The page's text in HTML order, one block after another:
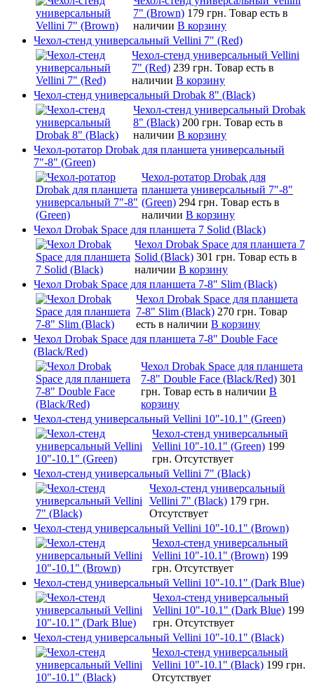
7" (Brown) 179 грн. Товар есть в
наличии В корзину
Чехол-стенд универсальный Vellini 7" (Red)
Чехол-стенд универсальный Vellini
7" (Red) 239 грн. Товар есть в
наличии В корзину
Чехол-стенд универсальный Drobak 8" (Black)
Чехол-стенд универсальный Drobak
8" (Black) 200 грн. Товар есть в
наличии В корзину
Чехол-ротатор Drobak для планшета универсальный
7"-8" (Green)
Чехол-ротатор Drobak для
планшета универсальный 7"-8"
(Green) 294 грн. Товар есть в
наличии В корзину
Чехол Drobak Space для планшета 7 Solid (Black)
Чехол Drobak Space для планшета 7
Solid (Black) 301 грн. Товар есть в
наличии В корзину
Чехол Drobak Space для планшета 7-8" Slim (Black)
Чехол Drobak Space для планшета
7-8" Slim (Black) 270 грн. Товар
есть в наличии В корзину
Чехол Drobak Space для планшета 7-8" Double Face
(Black/Red)
Чехол Drobak Space для планшета
7-8" Double Face (Black/Red) 301
грн. Товар есть в наличии В
корзину
Чехол-стенд универсальный Vellini 10"-10.1" (Green)
Чехол-стенд универсальный
Vellini 10"-10.1" (Green) 199
грн. Отсутствует
Чехол-стенд универсальный Vellini 7" (Black)
Чехол-стенд универсальный
Vellini 7" (Black) 179 грн.
Отсутствует
Чехол-стенд универсальный Vellini 10"-10.1" (Brown)
Чехол-стенд универсальный
Vellini 10"-10.1" (Brown) 199
грн. Отсутствует
Чехол-стенд универсальный Vellini 10"-10.1" (Dark Blue)
Чехол-стенд универсальный
Vellini 10"-10.1" (Dark Blue) 199
грн. Отсутствует
Чехол-стенд универсальный Vellini 10"-10.1" (Black)
Чехол-стенд универсальный
Vellini 10"-10.1" (Black) 199 грн.
Отсутствует